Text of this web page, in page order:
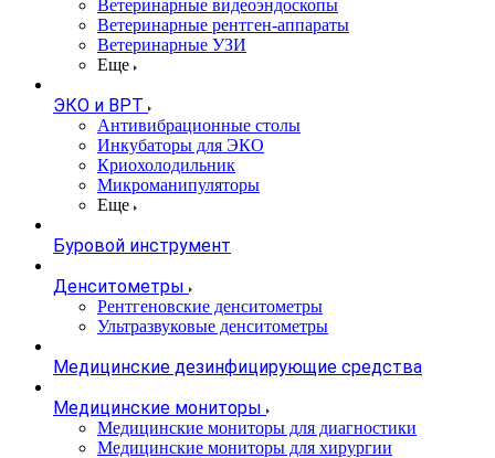
Ветеринарные видеоэндоскопы
Ветеринарные рентген-аппараты
Ветеринарные УЗИ
Еще
ЭКО и ВРТ
Антивибрационные столы
Инкубаторы для ЭКО
Криохолодильник
Микроманипуляторы
Еще
Буровой инструмент
Денситометры
Рентгеновские денситометры
Ультразвуковые денситометры
Медицинские дезинфицирующие средства
Медицинские мониторы
Медицинские мониторы для диагностики
Медицинские мониторы для хирургии